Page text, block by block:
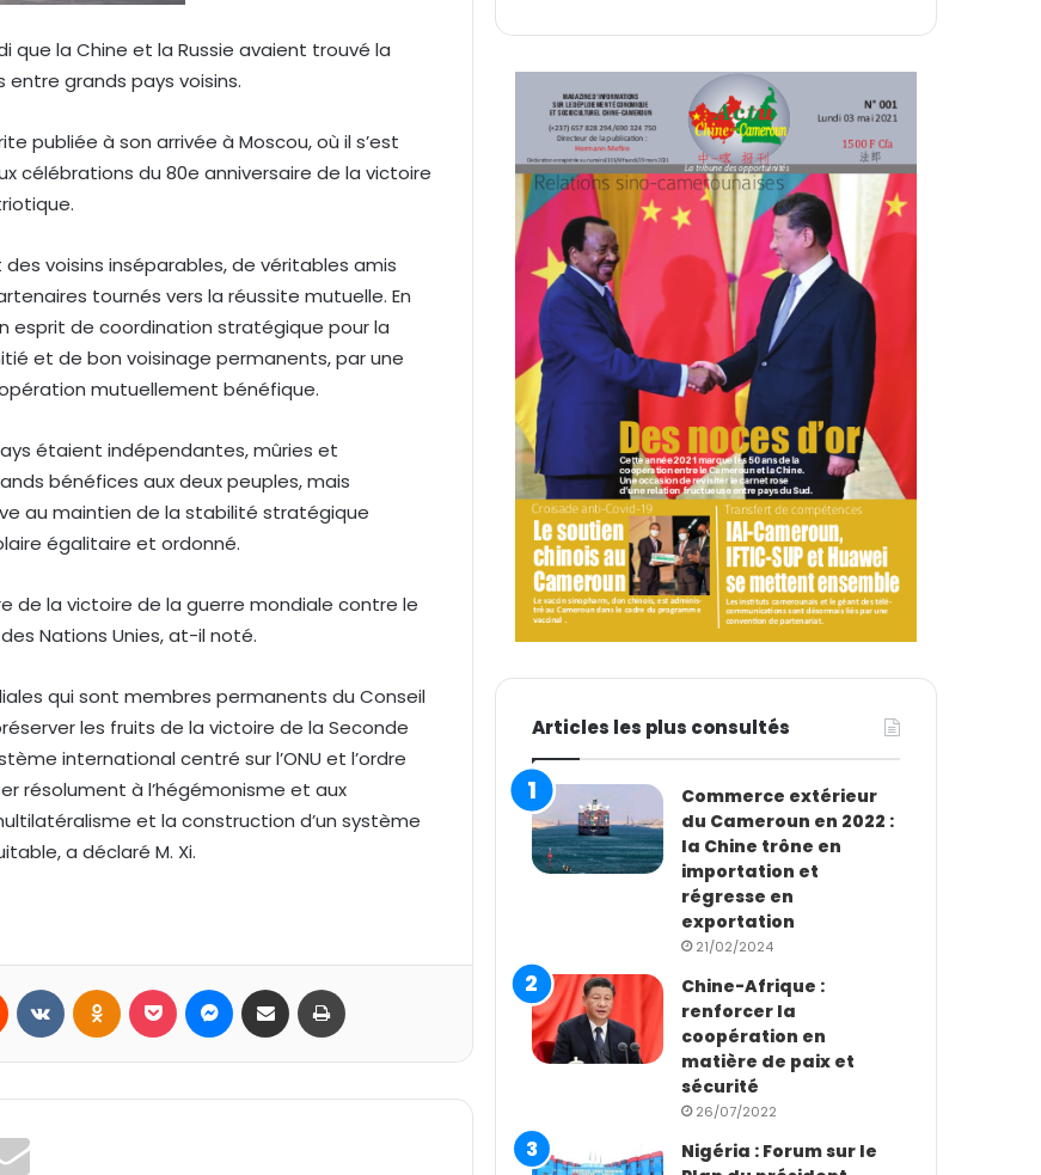
que la Chine et la Russie avaient trouvé la
grands pays voisins.
publiée à son arrivée à Moscou, où il s’est
célébrations du 80e anniversaire de la victoire
voisins inséparables, de véritables amis
tournés vers la réussite mutuelle. En
esprit de coordination stratégique pour la
et de bon voisinage permanents, par une
mutuellement bénéfique.
étaient indépendantes, mûries et
bénéfices aux deux peuples, mais
au maintien de la stabilité stratégique
égalitaire et ordonné.
de la victoire de la guerre mondiale contre le
Nations Unies, at-il noté.
qui sont membres permanents du Conseil
les fruits de la victoire de la Seconde
international centré sur l’ONU et l’ordre
résolument à l’hégémonisme et aux
et la construction d’un système
a déclaré M. Xi.
Articles les plus consultés
Commerce extérieur
du Cameroun en 2022 :
la Chine trône en
importation et
régresse en
exportation
21/02/2024
Chine-Afrique :
renforcer la
coopération en
matière de paix et
sécurité
26/07/2022
Nigéria : Forum sur le